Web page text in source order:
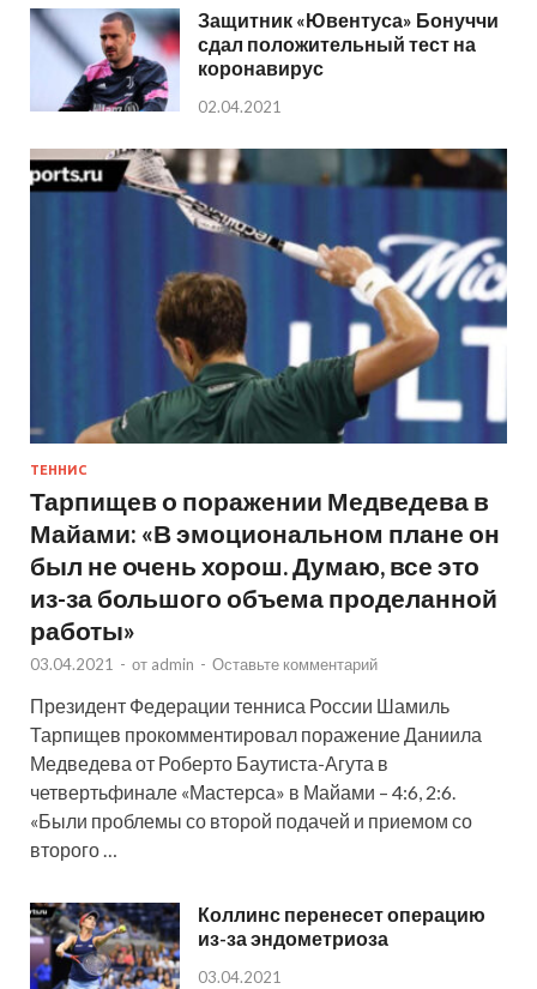
Защитник «Ювентуса» Бонуччи
сдал положительный тест на
коронавирус
02.04.2021
ТЕННИС
Тарпищев о поражении Медведева в
Майами: «В эмоциональном плане он
был не очень хорош. Думаю, все это
из-за большого объема проделанной
работы»
03.04.2021 - от admin - Оставьте комментарий
Президент Федерации тенниса России Шамиль
Тарпищев прокомментировал поражение Даниила
Медведева от Роберто Баутиста-Агута в
четвертьфинале «Мастерса» в Майами – 4:6, 2:6.
«Были проблемы со второй подачей и приемом со
второго …
Коллинс перенесет операцию
из-за эндометриоза
03.04.2021